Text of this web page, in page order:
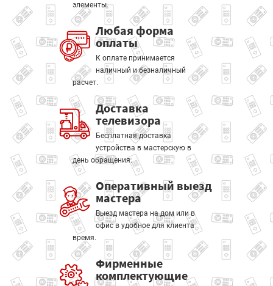
элементы.
Любая форма
оплаты
К оплате принимается
наличный и безналичный
расчет.
Доставка
телевизора
Бесплатная доставка
устройства в мастерскую в
день обращения.
Оперативный выезд
мастера
Выезд мастера на дом или в
офис в удобное для клиента
время.
Фирменные
комплектующие